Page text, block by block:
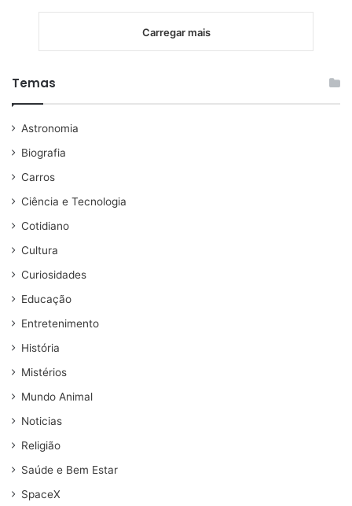
Carregar mais
Temas
Astronomia
Biografia
Carros
Ciência e Tecnologia
Cotidiano
Cultura
Curiosidades
Educação
Entretenimento
História
Mistérios
Mundo Animal
Noticias
Religião
Saúde e Bem Estar
SpaceX